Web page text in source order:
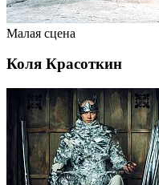
Малая сцена
Коля Красоткин